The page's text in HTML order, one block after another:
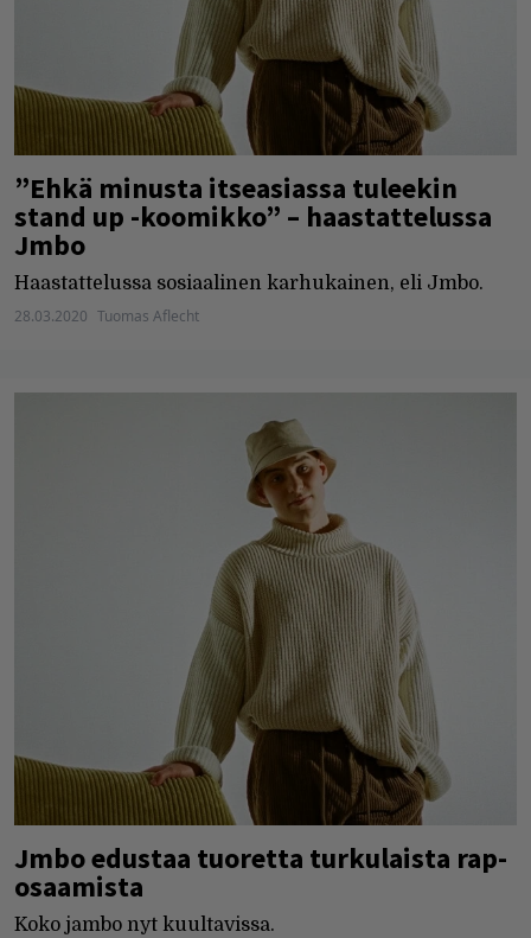
”Ehkä minusta itseasiassa tuleekin
stand up -koomikko” – haastattelussa
Jmbo
Haastattelussa sosiaalinen karhukainen, eli Jmbo.
28.03.2020 Tuomas Aflecht
Jmbo edustaa tuoretta turkulaista rap-
osaamista
Koko jambo nyt kuultavissa.